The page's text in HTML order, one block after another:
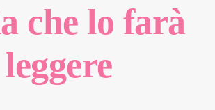
che lo farà
leggere